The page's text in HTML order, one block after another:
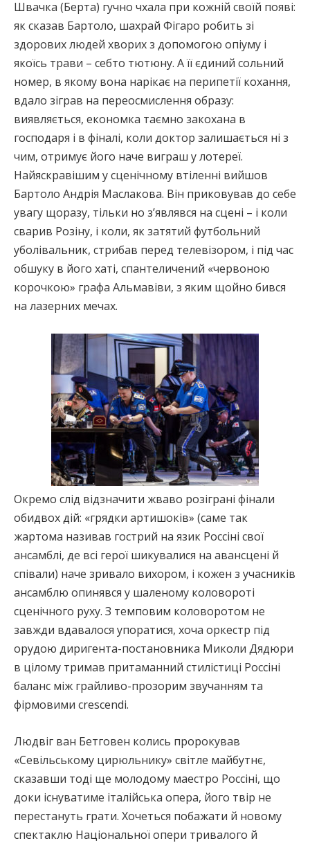
Швачка (Берта) гучно чхала при кожній своїй появі:
як сказав Бартоло, шахрай Фігаро робить зі
здорових людей хворих з допомогою опіуму і
якоїсь трави – себто тютюну. А її єдиний сольний
номер, в якому вона нарікає на перипетії кохання,
вдало зіграв на переосмислення образу:
виявляється, економка таємно закохана в
господаря і в фіналі, коли доктор залишається ні з
чим, отримує його наче виграш у лотереї.
Найяскравішим у сценічному втіленні вийшов
Бартоло Андрія Маслакова. Він приковував до себе
увагу щоразу, тільки но з’являвся на сцені – і коли
сварив Розіну, і коли, як затятий футбольний
уболівальник, стрибав перед телевізором, і під час
обшуку в його хаті, спантеличений «червоною
корочкою» графа Альмавіви, з яким щойно бився
на лазерних мечах.
Окремо слід відзначити жваво розіграні фінали
обидвох дій: «грядки артишоків» (саме так
жартома називав гострий на язик Россіні свої
ансамблі, де всі герої шикувалися на авансцені й
співали) наче зривало вихором, і кожен з учасників
ансамблю опинявся у шаленому коловороті
сценічного руху. З темповим коловоротом не
завжди вдавалося упоратися, хоча оркестр під
орудою диригента-постановника Миколи Дядюри
в цілому тримав притаманний стилістиці Россіні
баланс між грайливо-прозорим звучанням та
фірмовими сrescendi.
Людвіг ван Бетговен колись пророкував
«Cевільському цирюльнику» світле майбутнє,
сказавши тоді ще молодому маестро Россіні, що
доки існуватиме італійська опера, його твір не
перестануть грати. Хочеться побажати й новому
спектаклю Національної опери тривалого й